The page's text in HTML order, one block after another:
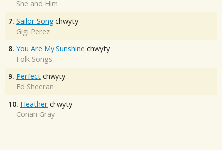
She and Him
7. Sailor Song chwyty
Gigi Perez
8. You Are My Sunshine chwyty
Folk Songs
9. Perfect chwyty
Ed Sheeran
10. Heather chwyty
Conan Gray